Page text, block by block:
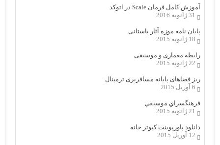
آموزش کامل فرمان Scale در اتوکد
31 ژانویه 2016
پایان نامه موزه آثار باستانی
18 ژانویه 2015
رابطه معماری و موسیقی
22 ژانویه 2015
ریز فضاهای پایانه مسافربری ترمینال
6 آوریل 2015
فرهنگسراي موسيقي
21 ژانویه 2015
دانلود پاورپوینت کبوتر خانه
12 آوریل 2015